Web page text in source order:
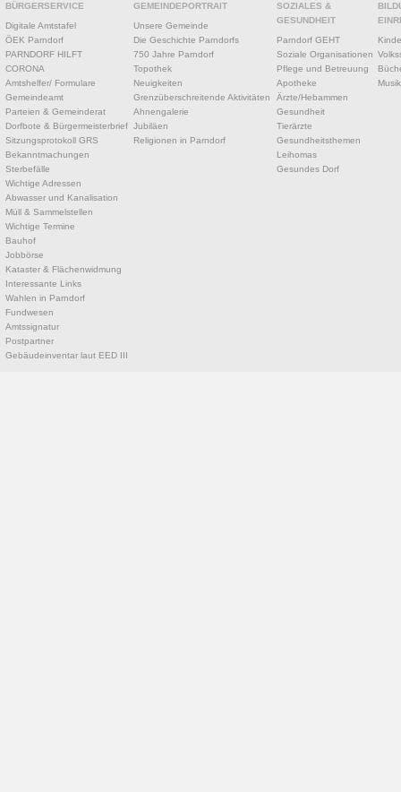
BÜRGERSERVICE
Digitale Amtstafel
ÖEK Parndorf
PARNDORF HILFT
CORONA
Amtshelfer/ Formulare
Gemeindeamt
Parteien & Gemeinderat
Dorfbote & Bürgermeisterbrief
Sitzungsprotokoll GRS
Bekanntmachungen
Sterbefälle
Wichtige Adressen
Abwasser und Kanalisation
Müll & Sammelstellen
Wichtige Termine
Bauhof
Jobbörse
Kataster & Flächenwidmung
Interessante Links
Wahlen in Parndorf
Fundwesen
Amtssignatur
Postpartner
Gebäudeinventar laut EED III
GEMEINDEPORTRAIT
Unsere Gemeinde
Die Geschichte Parndorfs
750 Jahre Parndorf
Topothek
Neuigkeiten
Grenzüberschreitende Aktivitäten
Ahnengalerie
Jubiläen
Religionen in Parndorf
SOZIALES &
GESUNDHEIT
Parndorf GEHT
Soziale Organisationen
Pflege und Betreuung
Apotheke
Ärzte/Hebammen
Gesundheit
Tierärzte
Gesundheitsthemen
Leihomas
Gesundes Dorf